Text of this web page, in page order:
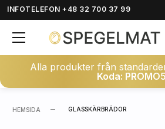
INFOTELEFON +48 32 700 37 99
Alla produkter från
Koda: PROMO5
HEMSIDA GLASSKÄRBRÄDOR